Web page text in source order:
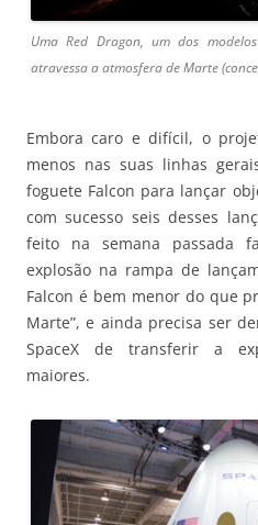
Uma Red Dragon, um dos
atravessa a atmosfera de Marte
Embora caro e difícil, o
menos nas suas linhas
foguete Falcon para lançar
com sucesso seis desses
feito na semana passada
explosão na rampa de
Falcon é bem menor do que
Marte”, e ainda precisa ser
SpaceX de transferir a
maiores.